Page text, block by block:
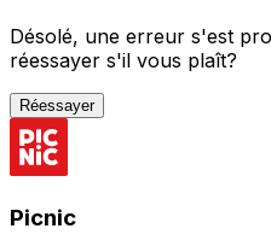
Désolé, une erreur s'est
réessayer s'il vous plaît?
Réessayer
Picnic